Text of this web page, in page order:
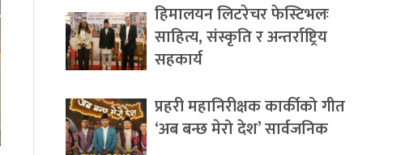
हिमालयन लिटरेचर फेस्टिभलः
साहित्य, संस्कृति र अन्तर्राष्ट्रिय
सहकार्य
प्रहरी महानिरीक्षक कार्कीको गीत
‘अब बन्छ मेरो देश’ सार्वजनिक